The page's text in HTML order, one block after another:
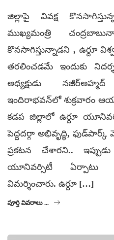
జిల్లాపై వివక్ష
ముఖ్యమంత్రి
కొనసాగిస్తున్నాడని , ఉర్దూ
తరలించడమే ఇందుకు
అధ్యక్షుడు
ఇందిరాభవన్‌లో శుక్రవారం
కడప జిల్లాలో ఉర్దూ
పెద్దదర్గా అభివృద్ధి,
ప్రకటన చేశారని..
యూనివర్సిటీ ఏర్పాటు
విమర్శించారు. ఉర్దూ […]
పూర్తి వివరాలు ...